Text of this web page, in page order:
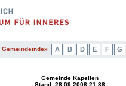
Gemeindeindex A B D E F G
Gemeinde Kapellen
Stand: 28.09.2008 21:38